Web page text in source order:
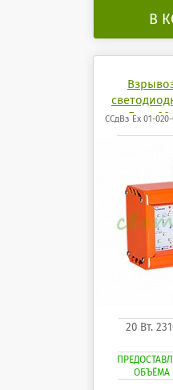
В
Бриз 20
ССдВз Ех 01-
20 Вт.
ОБЪЁМА